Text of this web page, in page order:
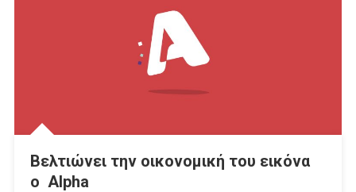
Βελτιώνει την οικονομική του εικόνα
ο Alpha